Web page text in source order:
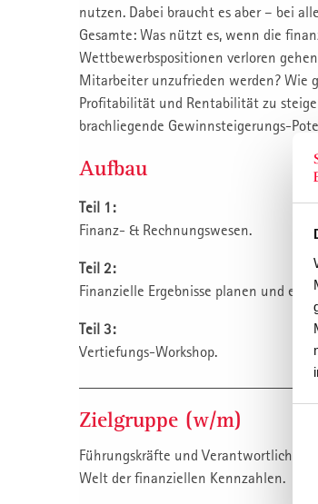
nutzen. Dabei braucht es aber – bei
Gesamte: Was nützt es, wenn die
Wettbewerbspositionen verloren
Mitarbeiter unzufrieden werden? Wie
Profitabilität und Rentabilität zu
brachliegende Gewinnsteigerungs-
Aufbau
Teil 1:
Finanz- & Rechnungswesen.
Teil 2:
Finanzielle Ergebnisse planen und
Teil 3:
Vertiefungs-Workshop.
Zielgruppe (w/m)
Führungskräfte und Verantwortliche
Welt der finanziellen Kennzahlen.